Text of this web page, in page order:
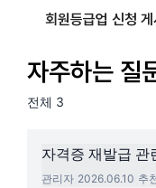
회원등급업 신청
자주하는 질
전체 3
자격증 재발급 관
관리자 2026.06.10 추